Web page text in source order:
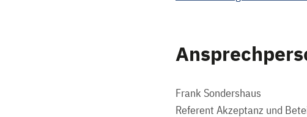
Frank Sondershaus
Referent Akzeptanz und